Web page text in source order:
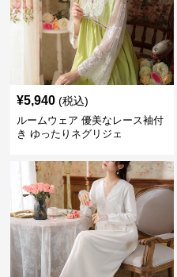
¥5,940 (税込)
ルームウェア 優美なレース袖付
き ゆったりネグリジェ